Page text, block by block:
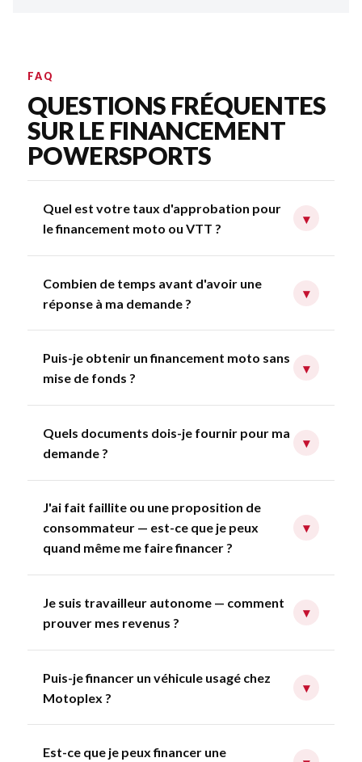
FAQ
QUESTIONS FRÉQUENTES
SUR LE FINANCEMENT
POWERSPORTS
Quel est votre taux d'approbation pour
le financement moto ou VTT ?
▾
Combien de temps avant d'avoir une
réponse à ma demande ?
▾
Puis-je obtenir un financement moto sans
mise de fonds ?
▾
Quels documents dois-je fournir pour ma
demande ?
▾
J'ai fait faillite ou une proposition de
consommateur — est-ce que je peux
quand même me faire financer ?
▾
Je suis travailleur autonome — comment
prouver mes revenus ?
▾
Puis-je financer un véhicule usagé chez
Motoplex ?
▾
Est-ce que je peux financer une